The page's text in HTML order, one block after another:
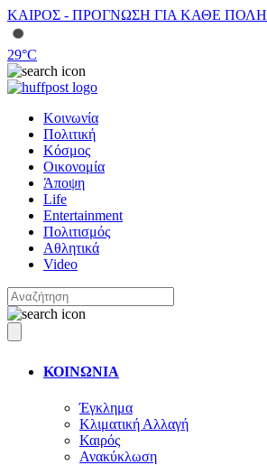
ΚΑΙΡΟΣ - ΠΡΟΓΝΩΣΗ ΓΙΑ ΚΑΘΕ ΠΟΛΗ
29°C
Κοινωνία
Πολιτική
Κόσμος
Οικονομία
Άποψη
Life
Entertainment
Πολιτισμός
Αθλητικά
Video
ΚΟΙΝΩΝΙΑ
Έγκλημα
Κλιματική Αλλαγή
Καιρός
Ανακύκλωση